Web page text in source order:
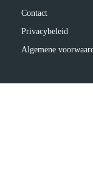
Contact
Privacybeleid
Algemene